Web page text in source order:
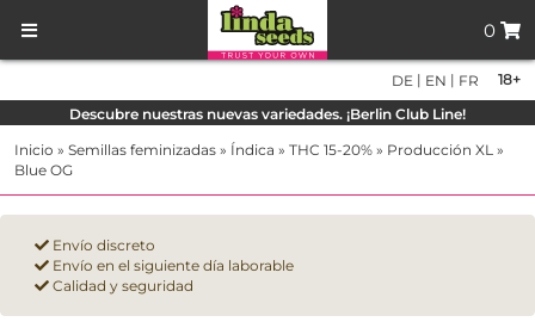
0
18+
DE | EN | FR
Descubre nuestras nuevas variedades. ¡Berlin Club Line!
Inicio » Semillas feminizadas » Índica » THC 15-20% » Producción XL »
Blue OG
Envío discreto
Envío en el siguiente día laborable
Calidad y seguridad